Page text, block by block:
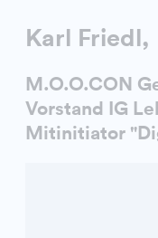
Karl Friedl,
M.O.O.CON
Vorstand IG
Mitinitiator